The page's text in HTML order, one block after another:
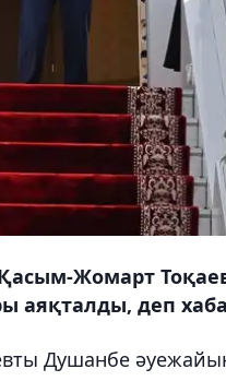
Жомарт
аяқталды, деп
Душанбе